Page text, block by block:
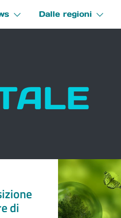
Dalle regioni
di